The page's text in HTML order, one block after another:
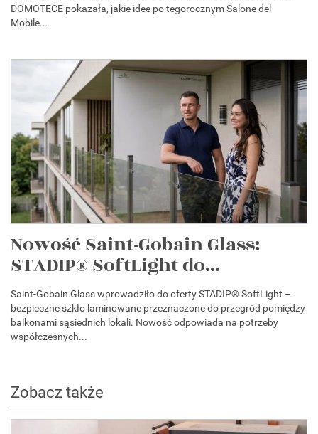
DOMOTECE pokazała, jakie idee po tegorocznym Salone del
Mobile...
Nowość Saint-Gobain Glass:
STADIP® SoftLight do...
Saint-Gobain Glass wprowadziło do oferty STADIP® SoftLight –
bezpieczne szkło laminowane przeznaczone do przegród pomiędzy
balkonami sąsiednich lokali. Nowość odpowiada na potrzeby
współczesnych...
Zobacz także